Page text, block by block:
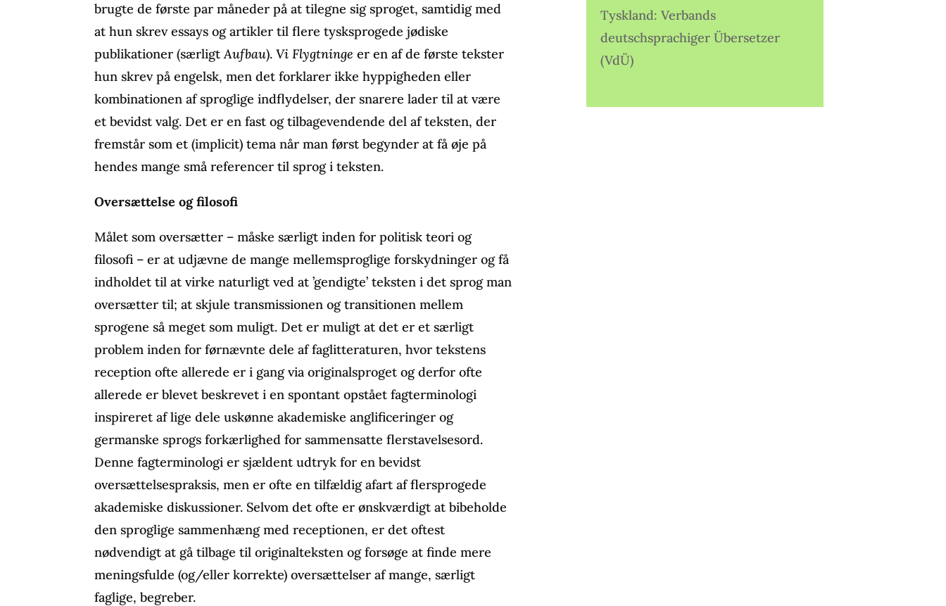
brugte de første par måneder på at tilegne sig sproget, samtidig med
at hun skrev essays og artikler til flere tysksprogede jødiske
publikationer (særligtAufbau).Vi Flygtningeer en af de første tekster
hun skrev på engelsk, men det forklarer ikke hyppigheden eller
kombinationen af sproglige indflydelser, der snarere lader til at være
et bevidst valg. Det er en fast og tilbagevendende del af teksten, der
fremstår som et (implicit) tema når man først begynder at få øje på
hendes mange små referencer til sprog i teksten.
Oversættelse og filosofi
Målet som oversætter – måske særligt inden for politisk teori og
filosofi – er at udjævne de mange mellemsproglige forskydninger og få
indholdet til at virke naturligt ved at ’gendigte’ teksten i det sprog man
oversætter til; at skjule transmissionen og transitionen mellem
sprogene så meget som muligt. Det er muligt at det er et særligt
problem inden for førnævnte dele af faglitteraturen, hvor tekstens
reception ofte allerede er i gang via originalsproget og derfor ofte
allerede er blevet beskrevet i en spontant opstået fagterminologi
inspireret af lige dele uskønne akademiske anglificeringer og
germanske sprogs forkærlighed for sammensatte flerstavelsesord.
Denne fagterminologi er sjældent udtryk for en bevidst
oversættelsespraksis, men er ofte en tilfældig afart af flersprogede
akademiske diskussioner. Selvom det ofte er ønskværdigt at bibeholde
den sproglige sammenhæng med receptionen, er det oftest
nødvendigt at gå tilbage til originalteksten og forsøge at finde mere
meningsfulde (og/eller korrekte) oversættelser af mange, særligt
faglige, begreber.
Tyskland: Verbands
deutschsprachiger Übersetzer
(VdÜ)